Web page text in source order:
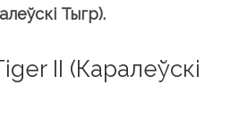
Тыгр).
II (Каралеўскі